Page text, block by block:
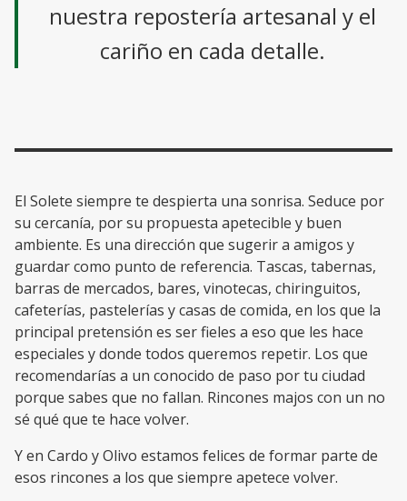
nuestra repostería artesanal y el
cariño en cada detalle.
El Solete siempre te despierta una sonrisa. Seduce por
su cercanía, por su propuesta apetecible y buen
ambiente. Es una dirección que sugerir a amigos y
guardar como punto de referencia. Tascas, tabernas,
barras de mercados, bares, vinotecas, chiringuitos,
cafeterías, pastelerías y casas de comida, en los que la
principal pretensión es ser fieles a eso que les hace
especiales y donde todos queremos repetir. Los que
recomendarías a un conocido de paso por tu ciudad
porque sabes que no fallan. Rincones majos con un no
sé qué que te hace volver.
Y en Cardo y Olivo estamos felices de formar parte de
esos rincones a los que siempre apetece volver.